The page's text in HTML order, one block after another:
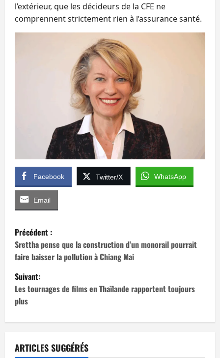
l’extérieur, que les décideurs de la CFE ne
comprennent strictement rien à l’assurance santé.
Facebook Twitter/X WhatsApp
Email
N
a
v
i
g
t
Précédent :
Srettha pense que la construction d’un monorail pourrait
faire baisser la pollution à Chiang Mai
Suivant:
Les tournages de films en Thaïlande rapportent toujours
plus
ARTICLES SUGGÉRÉS